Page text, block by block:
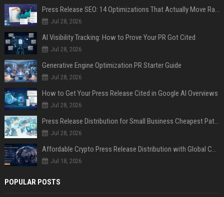
Press Release SEO: 14 Optimizations That Actually Move Rankings
Jul 28, 2026
AI Visibility Tracking: How to Prove Your PR Got Cited
Jul 28, 2026
Generative Engine Optimization PR Starter Guide
Jul 28, 2026
How to Get Your Press Release Cited in Google AI Overviews
Jul 28, 2026
Press Release Distribution for Small Business Cheapest Path to Real Coverage
Jul 28, 2026
Affordable Crypto Press Release Distribution with Global Coverage
Jul 18, 2026
POPULAR POSTS